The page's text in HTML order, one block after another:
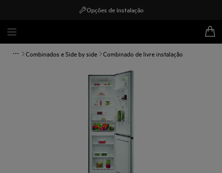
Opções de instalação
Combinados e Side by side Combinado de livre instalação